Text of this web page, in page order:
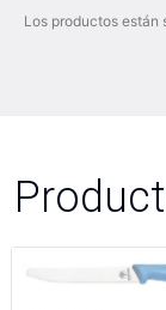
Los productos están